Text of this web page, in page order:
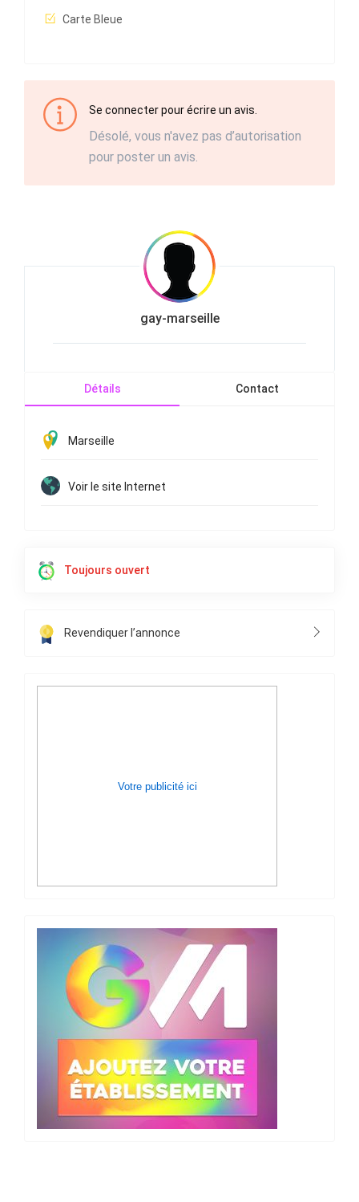
Carte Bleue
Se connecter pour écrire un avis.
Désolé, vous n'avez pas d’autorisation
pour poster un avis.
gay-marseille
Détails Contact
Marseille
Voir le site Internet
Toujours ouvert
Revendiquer l’annonce
Votre publicité ici